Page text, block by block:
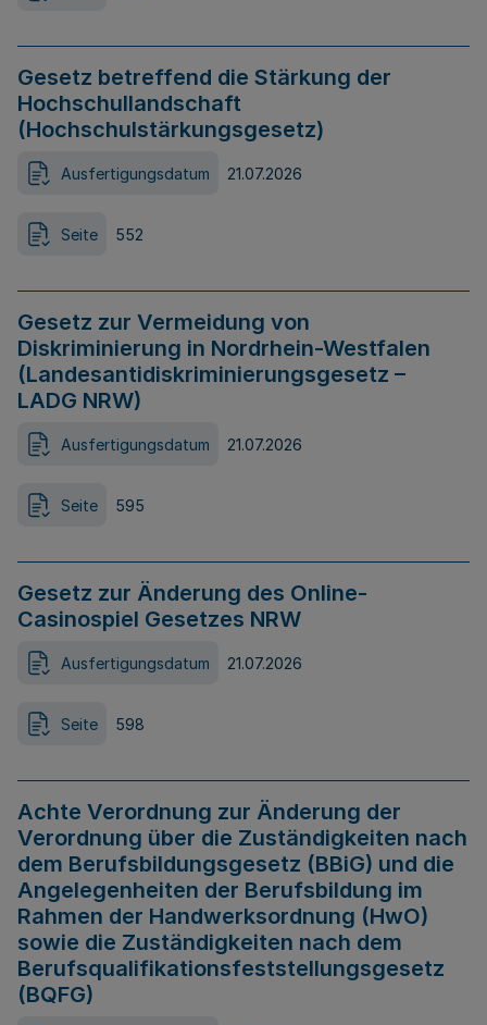
Gesetz betreffend die Stärkung der
Hochschullandschaft
(Hochschulstärkungsgesetz)
Ausfertigungsdatum 21.07.2026
Seite 552
Gesetz zur Vermeidung von
Diskriminierung in Nordrhein-Westfalen
(Landesantidiskriminierungsgesetz –
LADG NRW)
Ausfertigungsdatum 21.07.2026
Seite 595
Gesetz zur Änderung des Online-
Casinospiel Gesetzes NRW
Ausfertigungsdatum 21.07.2026
Seite 598
Achte Verordnung zur Änderung der
Verordnung über die Zuständigkeiten nach
dem Berufsbildungsgesetz (BBiG) und die
Angelegenheiten der Berufsbildung im
Rahmen der Handwerksordnung (HwO)
sowie die Zuständigkeiten nach dem
Berufsqualifikationsfeststellungsgesetz
(BQFG)